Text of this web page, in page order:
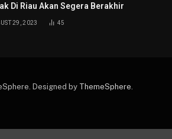
Di Riau Akan Segera Berakhir
29, 2023 45
Designed by ThemeSphere